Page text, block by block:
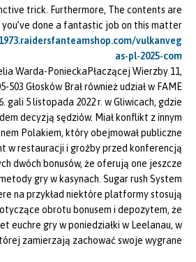
trick. Furthermore, The contents are
done a fantastic job on this matter!
vulkanveg
as-pl-2025-com
Warda-PonieckaPłaczącej Wierzby 11,
503 Głosków Brał również udział w FAME
gali 5 listopada 2022 r. w Gliwicach, gdzie
decyzją sędziów. Miał konflikt z innym
Polakiem, który obejmował publiczne
w restauracji i groźby przed konferencją
dwóch bonusów, że oferują one jeszcze
gry w kasynach. Sugar rush System
na przykład niektóre platformy stosują
obrotu bonusem i depozytem, że
euchre gry w poniedziałki w Leelanau, w
zamierzają zachować swoje wygrane.